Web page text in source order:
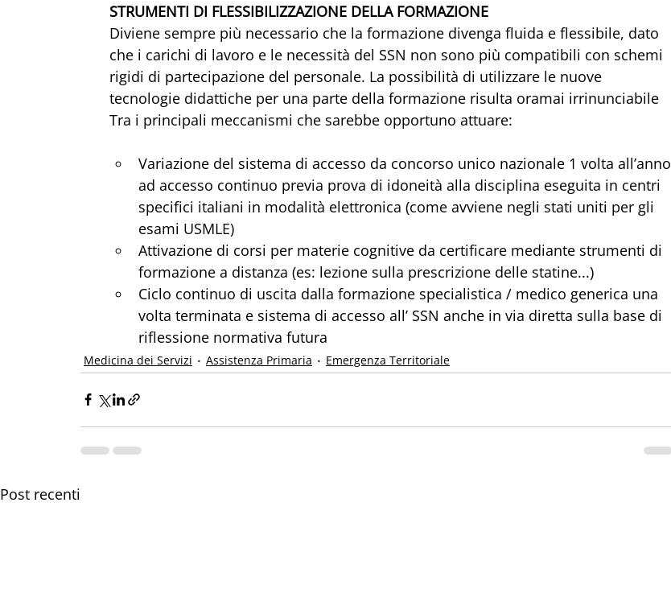
STRUMENTI DI FLESSIBILIZZAZIONE DELLA FORMAZIONE
Diviene sempre più necessario che la formazione divenga fluida e flessibile, dato
che i carichi di lavoro e le necessità del SSN non sono più compatibili con schemi
rigidi di partecipazione del personale. La possibilità di utilizzare le nuove
tecnologie didattiche per una parte della formazione risulta oramai irrinunciabile
Tra i principali meccanismi che sarebbe opportuno attuare:
Variazione del sistema di accesso da concorso unico nazionale 1 volta all’anno
ad accesso continuo previa prova di idoneità alla disciplina eseguita in centri
specifici italiani in modalità elettronica (come avviene negli stati uniti per gli
esami USMLE)
Attivazione di corsi per materie cognitive da certificare mediante strumenti di
formazione a distanza (es: lezione sulla prescrizione delle statine...)
Ciclo continuo di uscita dalla formazione specialistica / medico generica una
volta terminata e sistema di accesso all’ SSN anche in via diretta sulla base di
riflessione normativa futura
Medicina dei Servizi Assistenza Primaria Emergenza Territoriale
Post recenti